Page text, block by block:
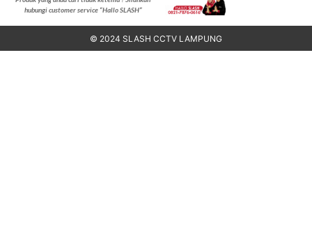
hubungi customer service “Hallo SLASH”
© 2024 SLASH CCTV LAMPUNG